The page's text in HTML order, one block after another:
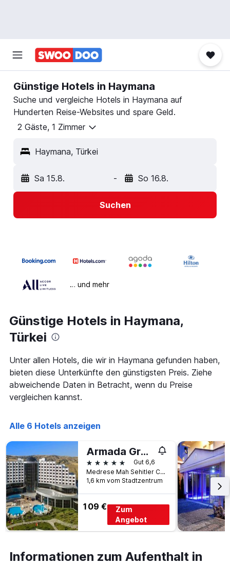
Günstige Hotels in Haymana
Suche und vergleiche Hotels in Haymana auf
Hunderten Reise-Websites und spare Geld.
2 Gäste, 1 Zimmer
Haymana, Türkei
Sa 15.8. - So 16.8.
Suchen
… und mehr
Günstige Hotels in Haymana,
Türkei
Unter allen Hotels, die wir in Haymana gefunden haben,
bieten diese Unterkünfte den günstigsten Preis. Ziehe
abweichende Daten in Betracht, wenn du Preise
vergleichen kannst.
Alle 6 Hotels anzeigen
Armada Grannos Thermal Hotel & Convention Center
5 Sterne
Gut 6,6
Medrese Mah Sehitler Cad No10, Haymana, Türkei
1,6 km vom Stadtzentrum
109 €
Zum
Angebot
Informationen zum Aufenthalt in